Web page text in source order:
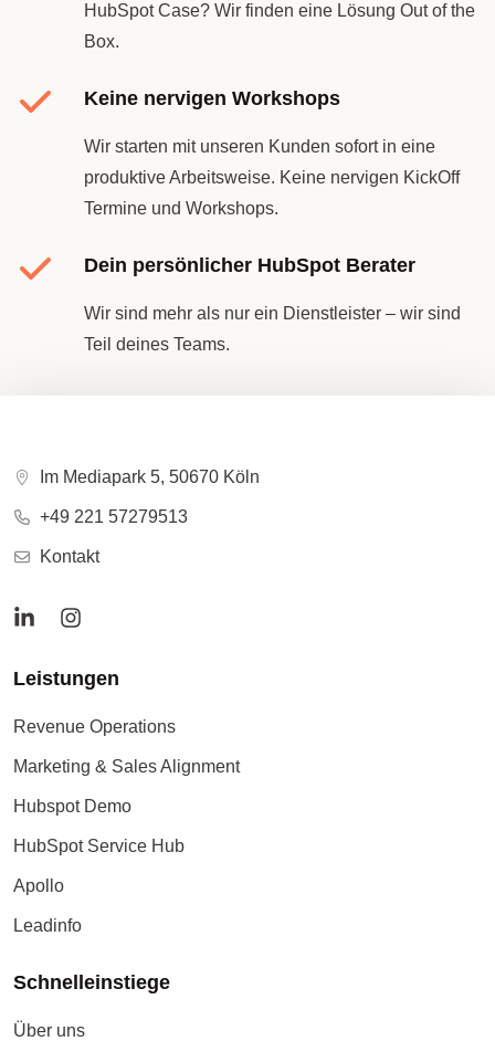
HubSpot Case? Wir finden eine Lösung Out of the
Box.
Keine nervigen Workshops
Wir starten mit unseren Kunden sofort in eine
produktive Arbeitsweise. Keine nervigen KickOff
Termine und Workshops.
Dein persönlicher HubSpot Berater
Wir sind mehr als nur ein Dienstleister – wir sind
Teil deines Teams.
Im Mediapark 5, 50670 Köln
+49 221 57279513
Kontakt
Leistungen
Revenue Operations
Marketing & Sales Alignment
Hubspot Demo
HubSpot Service Hub
Apollo
Leadinfo
Schnelleinstiege
Über uns